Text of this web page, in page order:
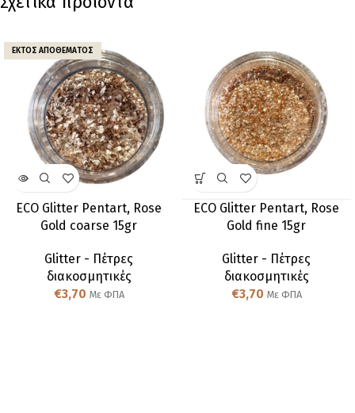
ΕΚΤΌΣ ΑΠΟΘΈΜΑΤΟΣ
ECO Glitter Pentart, Rose
Gold coarse 15gr
Glitter - Πέτρες
διακοσμητικές
€3,70 Με ΦΠΑ
ECO Glitter Pentart, Rose
Gold fine 15gr
Glitter - Πέτρες
διακοσμητικές
€3,70 Με ΦΠΑ